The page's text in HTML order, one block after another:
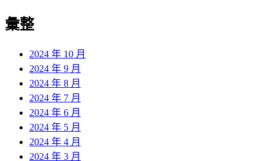
彙整
2024 年 10 月
2024 年 9 月
2024 年 8 月
2024 年 7 月
2024 年 6 月
2024 年 5 月
2024 年 4 月
2024 年 3 月